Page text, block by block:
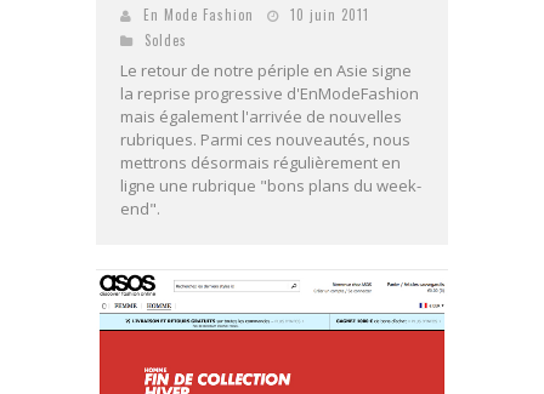
En Mode Fashion
10 juin 2011
Soldes
Le retour de notre périple en Asie signe
la reprise progressive d'EnModeFashion
mais également l'arrivée de nouvelles
rubriques. Parmi ces nouveautés, nous
mettrons désormais régulièrement en
ligne une rubrique "bons plans du week-
end".